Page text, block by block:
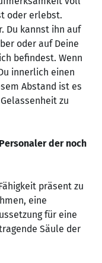
oder erlebst.
Du kannst ihn auf
oder auf Deine
befindest. Wenn
innerlich einen
Abstand ist es
zu
der noch
präsent zu
eine
für eine
Säule der